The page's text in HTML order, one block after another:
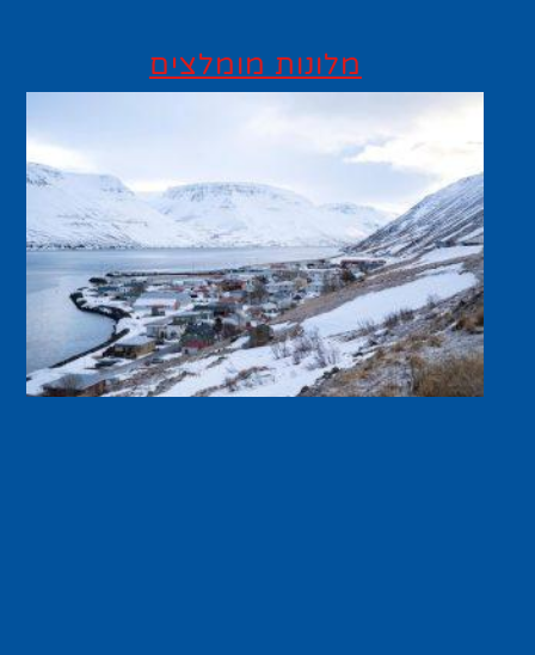
מלונות מומלצים